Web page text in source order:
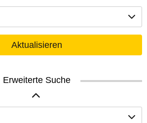
Aktualisieren
Erweiterte Suche